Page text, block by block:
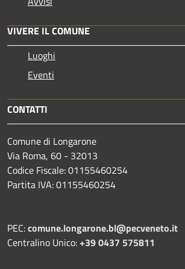
VIVERE IL COMUNE
Luoghi
Eventi
CONTATTI
Comune di Longarone
Via Roma, 60 - 32013
Codice Fiscale: 01155460254
Partita IVA: 01155460254
PEC:comune.longarone.bl@pecveneto.it
Centralino Unico:+39 0437 575811